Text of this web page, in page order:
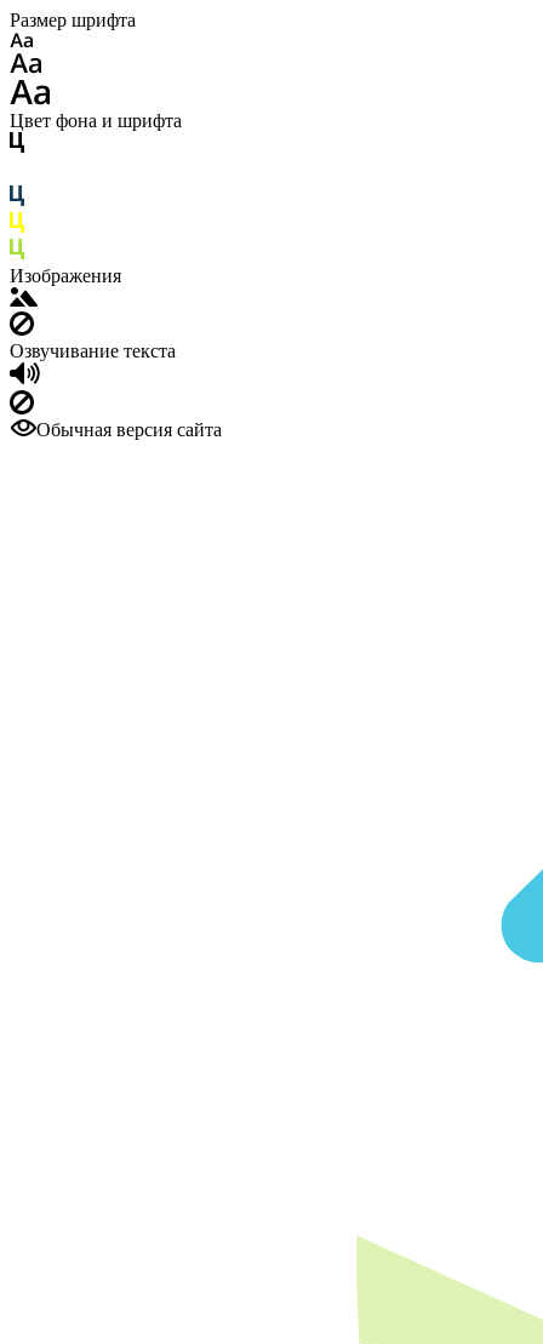
Размер шрифта
Цвет фона и шрифта
Изображения
Озвучивание текста
Обычная версия сайта